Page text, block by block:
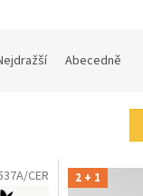
Abecedně
CER 2 + 1